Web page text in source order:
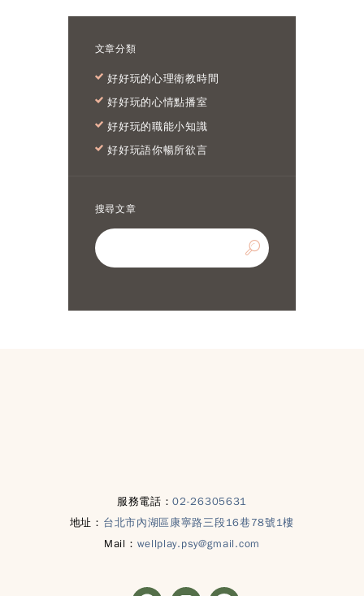
文章分類
好好玩的心理衛教時間
好好玩的心情點播室
好好玩的職能小知識
好好玩語你暢所欲言
搜尋文章
服務電話：02-26305631
地址： 台北市內湖區康寧路三段16巷78號1樓
Mail： wellplay.psy@gmail.com